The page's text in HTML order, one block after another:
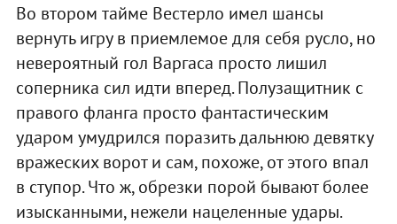
Во втором тайме Вестерло имел шансы
вернуть игру в приемлемое для себя русло, но
невероятный гол Варгаса просто лишил
соперника сил идти вперед. Полузащитник с
правого фланга просто фантастическим
ударом умудрился поразить дальнюю девятку
вражеских ворот и сам, похоже, от этого впал
в ступор. Что ж, обрезки порой бывают более
изысканными, нежели нацеленные удары.